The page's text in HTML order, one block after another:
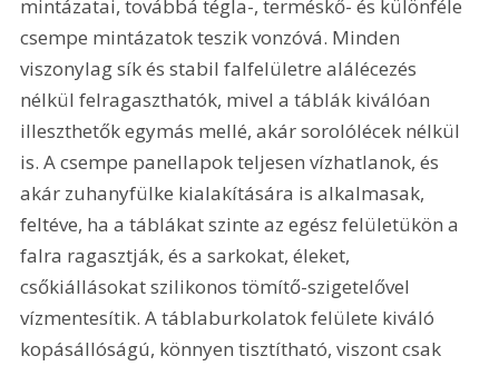
mintázatai, továbbá tégla-, terméskő- és különféle
csempe mintázatok teszik vonzóvá. Minden
viszonylag sík és stabil falfelületre alálécezés
nélkül felragaszthatók, mivel a táblák kiválóan
illeszthetők egymás mellé, akár sorolólécek nélkül
is. A csempe panellapok teljesen vízhatlanok, és
akár zuhanyfülke kialakítására is alkalmasak,
feltéve, ha a táblákat szinte az egész felületükön a
falra ragasztják, és a sarkokat, éleket,
csőkiállásokat szilikonos tömítő-szigetelővel
vízmentesítik. A táblaburkolatok felülete kiváló
kopásállóságú, könnyen tisztítható, viszont csak